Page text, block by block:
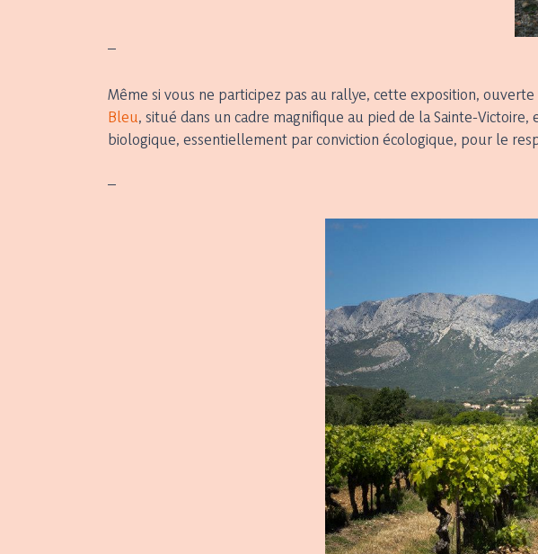
–
Même si vous ne participez pas au rallye, cette exposition,
Bleu, situé dans un cadre magnifique au pied de la Sainte-
biologique, essentiellement par conviction écologique, pour le
–